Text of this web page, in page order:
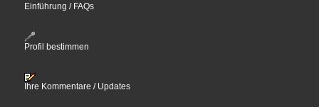
Einführung / FAQs
Profil bestimmen
Ihre Kommentare / Updates